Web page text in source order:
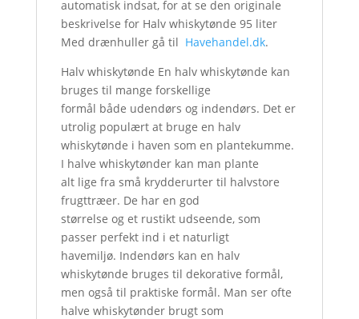
automatisk indsat, for at se den originale
beskrivelse for Halv whiskytønde 95 liter
Med drænhuller gå til Havehandel.dk.
Halv whiskytønde En halv whiskytønde kan
bruges til mange forskellige
formål både udendørs og indendørs. Det er
utrolig populært at bruge en halv
whiskytønde i haven som en plantekumme.
I halve whiskytønder kan man plante
alt lige fra små krydderurter til halvstore
frugttræer. De har en god
størrelse og et rustikt udseende, som
passer perfekt ind i et naturligt
havemiljø. Indendørs kan en halv
whiskytønde bruges til dekorative formål,
men også til praktiske formål. Man ser ofte
halve whiskytønder brugt som